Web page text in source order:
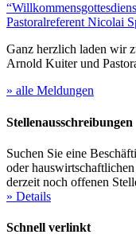
Pastoralreferent Nicolai
Ganz herzlich laden wir
Arnold Kuiter und
» alle Meldungen
Stellenausschreibungen
Suchen Sie eine
oder
derzeit noch offenen
» Details
Schnell verlinkt